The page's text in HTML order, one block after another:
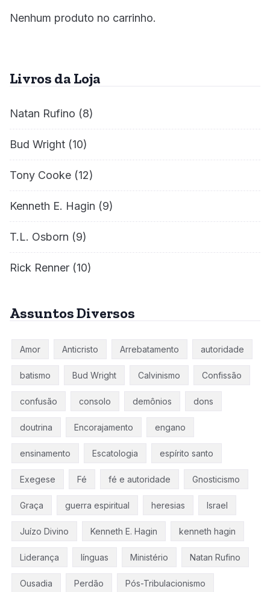
Nenhum produto no carrinho.
Livros da Loja
Natan Rufino (8)
Bud Wright (10)
Tony Cooke (12)
Kenneth E. Hagin (9)
T.L. Osborn (9)
Rick Renner (10)
Assuntos Diversos
Amor Anticristo Arrebatamento autoridade
batismo Bud Wright Calvinismo Confissão
confusão consolo demônios dons
doutrina Encorajamento engano
ensinamento Escatologia espírito santo
Exegese Fé fé e autoridade Gnosticismo
Graça guerra espiritual heresias Israel
Juízo Divino Kenneth E. Hagin kenneth hagin
Liderança línguas Ministério Natan Rufino
Ousadia Perdão Pós-Tribulacionismo